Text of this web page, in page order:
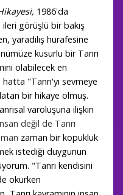
1986'da
görüşlü bir bakış
yaradılış hurafesine
kusurlu bir Tanrı
olabilecek en
"Tanrı'yı sevmeye
bir hikaye olmuş.
varoluşuna ilişkin
değil de Tanrı
zaman bir kopukluk
istediği duygunun
"Tanrı kendisini
okurken